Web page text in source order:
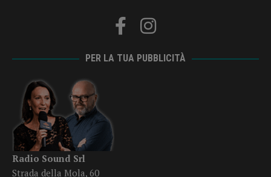
PER LA TUA PUBBLICITÀ
Radio Sound Srl
Strada della Mola, 60